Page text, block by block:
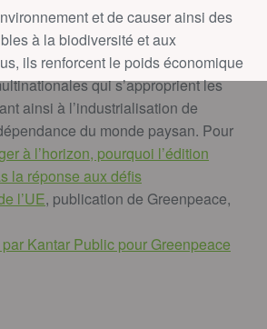
et de causer ainsi des
à la biodiversité et aux
ils renforcent le poids économique
qui s’approprient les
ainsi à l’industrialisation de
du monde paysan. Pour
à l’horizon, pourquoi l’édition
la réponse aux défis
l’UE, publication de Greenpeace,
Kantar Public pour Greenpeace